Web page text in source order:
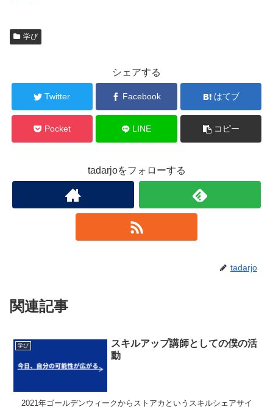
学び
シェアする
Twitter Facebook はてブ
Pocket LINE コピー
tadarjoをフォローする
tadarjo
関連記事
学び
スキルアップ講師としての僕の活
動
2021年ゴールデンウィークからストアカというスキルシェアサイ